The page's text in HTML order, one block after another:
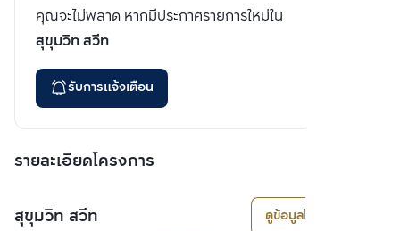
คุณจะไม่พลาด หากมีประกาศรายการใหม่ใน
สุขุมวิท สวีท
รับการแจ้งเตือน
รายละเอียดโครงการ
สุขุมวิท สวีท ดูข้อมูลโครงการ